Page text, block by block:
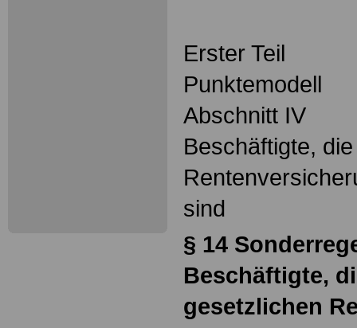
Erster Teil
Punktemodell
Abschnitt IV
Beschäftigte,
sind
§ 14
Beschäftigte,
gesetzlichen